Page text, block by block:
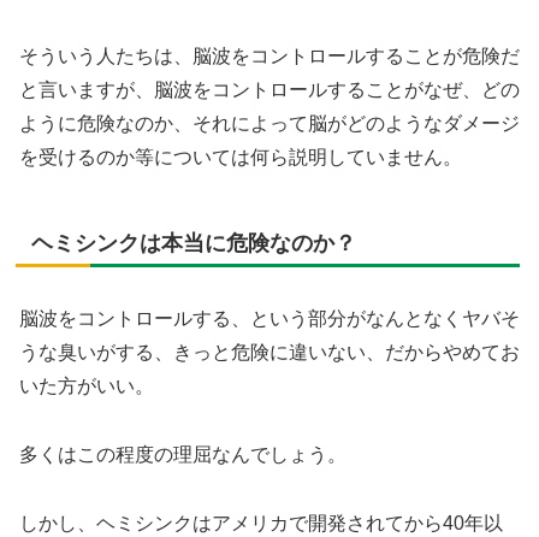
そういう人たちは、脳波をコントロールすることが危険だ
と言いますが、脳波をコントロールすることがなぜ、どの
ように危険なのか、それによって脳がどのようなダメージ
を受けるのか等については何ら説明していません。
ヘミシンクは本当に危険なのか？
脳波をコントロールする、という部分がなんとなくヤバそ
うな臭いがする、きっと危険に違いない、だからやめてお
いた方がいい。
多くはこの程度の理屈なんでしょう。
しかし、ヘミシンクはアメリカで開発されてから40年以